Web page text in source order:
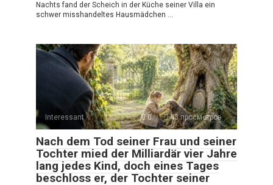
Nachts fand der Scheich in der Küche seiner Villa ein
schwer misshandeltes Hausmädchen …
Interessant 0 43 просмотров
Nach dem Tod seiner Frau und seiner
Tochter mied der Milliardär vier Jahre
lang jedes Kind, doch eines Tages
beschloss er, der Tochter seiner